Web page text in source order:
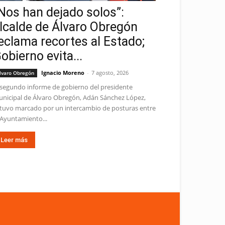
han dejado solos”:
de Álvaro Obregón
recortes al Estado;
evita...
Obregón Ignacio Moreno - 7 agosto, 2026
informe de gobierno del presidente
de Álvaro Obregón, Adán Sánchez López,
marcado por un intercambio de posturas entre
Leer más